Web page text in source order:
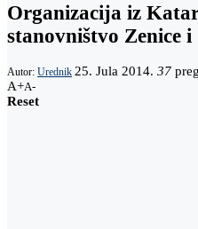
Organizacija iz
stanovništvo Zenice
Autor: Urednik 25. Jula 2014. 37
A+A-
Reset